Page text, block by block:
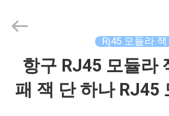
Dongguan
Penghui
Rj45 모듈라 잭
항구 RJ45 모듈라
패 잭 단 하나 RJ45